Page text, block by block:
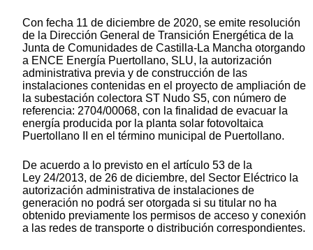
Con fecha 11 de diciembre de 2020, se emite resolución
de la Dirección General de Transición Energética de la
Junta de Comunidades de Castilla-La Mancha otorgando
a ENCE Energía Puertollano, SLU, la autorización
administrativa previa y de construcción de las
instalaciones contenidas en el proyecto de ampliación de
la subestación colectora ST Nudo S5, con número de
referencia: 2704/00068, con la finalidad de evacuar la
energía producida por la planta solar fotovoltaica
Puertollano II en el término municipal de Puertollano.
De acuerdo a lo previsto en el artículo 53 de la
Ley 24/2013, de 26 de diciembre, del Sector Eléctrico la
autorización administrativa de instalaciones de
generación no podrá ser otorgada si su titular no ha
obtenido previamente los permisos de acceso y conexión
a las redes de transporte o distribución correspondientes.